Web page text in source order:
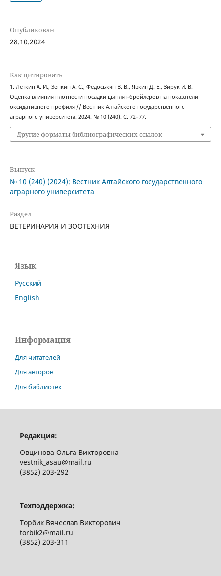
Опубликован
28.10.2024
Как цитировать
1. Леткин А. И., Зенкин А. С., Федоськин В. В., Явкин Д. Е., Зирук И. В.
Оценка влияния плотности посадки цыплят-бройлеров на показатели
оксидативного профиля // Вестник Алтайского государственного
аграрного университета. 2024. № 10 (240). С. 72–77.
Другие форматы библиографических ссылок
Выпуск
№ 10 (240) (2024): Вестник Алтайского государственного
аграрного университета
Раздел
ВЕТЕРИНАРИЯ И ЗООТЕХНИЯ
Язык
Русский
English
Информация
Для читателей
Для авторов
Для библиотек
Редакция:
Овцинова Ольга Викторовна
vestnik_asau@mail.ru
(3852) 203-292
Техподдержка:
Торбик Вячеслав Викторович
torbik2@mail.ru
(3852) 203-311